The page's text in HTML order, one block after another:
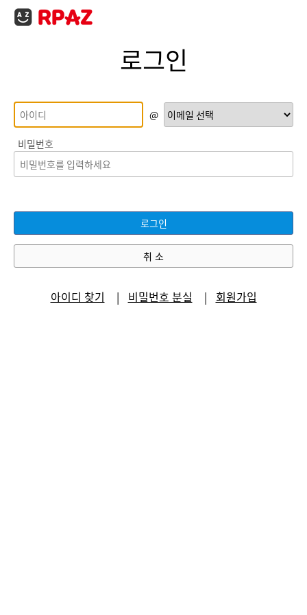
로그인
@
비밀번호
로그인
취 소
아이디 찾기 비밀번호 분실 회원가입